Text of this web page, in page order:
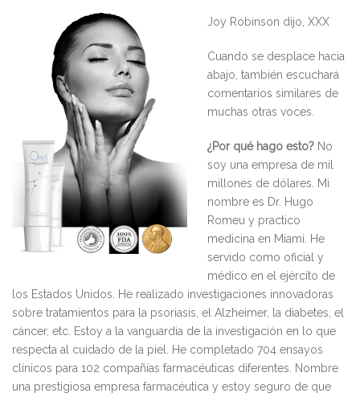
Joy Robinson dijo, XXX
Cuando se desplace hacia
abajo, también escuchará
comentarios similares de
muchas otras voces.
¿Por qué hago esto? No
soy una empresa de mil
millones de dólares. Mi
nombre es Dr. Hugo
Romeu y practico
medicina en Miami. He
servido como oficial y
médico en el ejército de
los Estados Unidos. He realizado investigaciones innovadoras
sobre tratamientos para la psoriasis, el Alzheimer, la diabetes, el
cáncer, etc. Estoy a la vanguardia de la investigación en lo que
respecta al cuidado de la piel. He completado 704 ensayos
clínicos para 102 compañías farmacéuticas diferentes. Nombre
una prestigiosa empresa farmacéutica y estoy seguro de que